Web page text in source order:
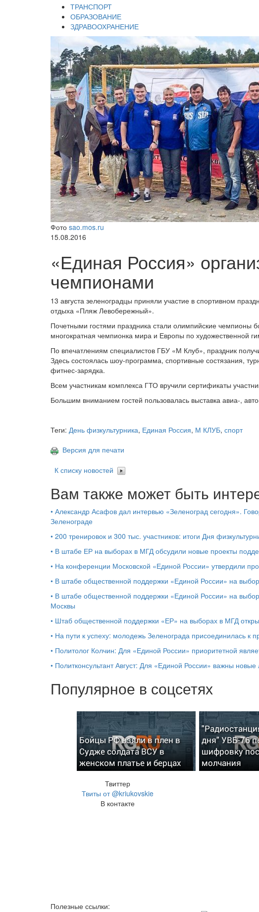
ТРАНСПОРТ
ОБРАЗОВАНИЕ
ЗДРАВООХРАНЕНИЕ
Фото sao.mos.ru
15.08.2016
«Единая Россия»
чемпионами
13 августа зеленоградцы приняли участие в спортивном
отдыха «Пляж Левобережный».
Почетными гостями праздника стали олимпийские чемпионы
многократная чемпионка мира и Европы по художественной
По впечатлениям специалистов ГБУ «М Клуб», праздник
Здесь состоялась шоу-программа, спортивные состязания,
фитнес-зарядка.
Всем участникам комплекса ГТО вручили сертификаты
Большим вниманием гостей пользовалась выставка авиа-,
Теги: День физкультурника, Единая Россия, М КЛУБ, спорт
Версия для печати
К списку новостей
Вам также может быть
• Александр Асафов дал интервью «Зеленоград сегодня».
Зеленограде
• 200 тренировок и 300 тыс. участников: итоги Дня
• В штабе ЕР на выборах в МГД обсудили новые проекты
• На конференции Московской «Единой России» утвердили
• В штабе общественной поддержки «Единой России» на
• В штабе общественной поддержки «Единой России» на
Москвы
• Штаб общественной поддержки «ЕР» на выборах в МГД
• На пути к успеху: молодежь Зеленограда присоединилась к
• Политолог Колчин: Для «Единой России» приоритетной
• Политконсультант Август: Для «Единой России» важны
Популярное в соцсетях
Бойцы РФ взяли в плен в
Судже солдата ВСУ в
женском платье и берцах
дня" УВБ-76
шифровку
молчания
Твиттер
Твиты от @kriukovskie
В контакте
Полезные ссылки: